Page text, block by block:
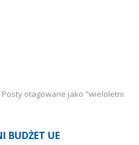
Posty otagowane jako "wieloletni
BUDŻET UE